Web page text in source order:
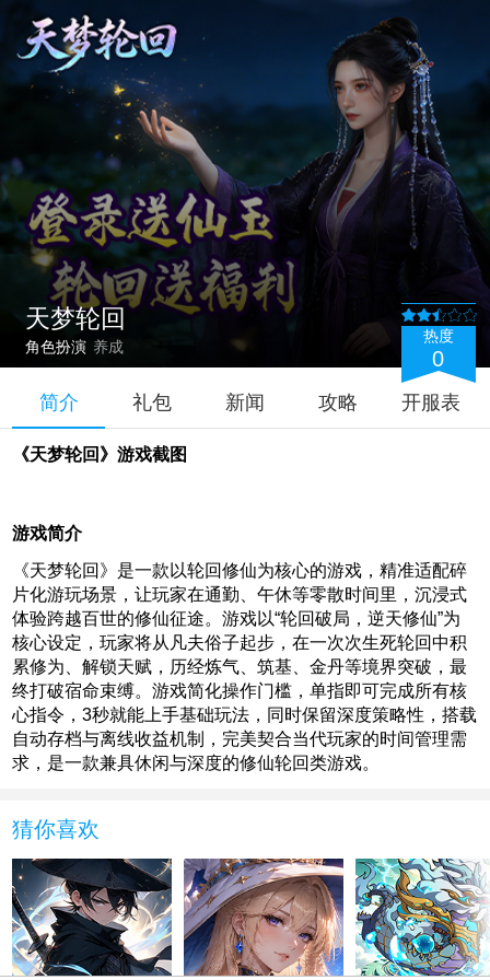
天梦轮回
角色扮演 养成
热度
0
简介 礼包 新闻 攻略 开服表
《天梦轮回》游戏截图
游戏简介
《天梦轮回》是一款以轮回修仙为核心的游戏，精准适配碎
片化游玩场景，让玩家在通勤、午休等零散时间里，沉浸式
体验跨越百世的修仙征途。游戏以“轮回破局，逆天修仙”为
核心设定，玩家将从凡夫俗子起步，在一次次生死轮回中积
累修为、解锁天赋，历经炼气、筑基、金丹等境界突破，最
终打破宿命束缚。游戏简化操作门槛，单指即可完成所有核
心指令，3秒就能上手基础玩法，同时保留深度策略性，搭载
自动存档与离线收益机制，完美契合当代玩家的时间管理需
求，是一款兼具休闲与深度的修仙轮回类游戏。
猜你喜欢